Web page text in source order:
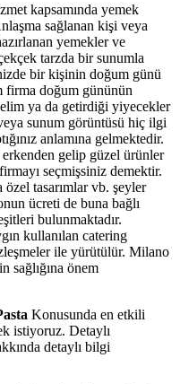
kapsamında yemek
sağlanan kişi veya
yemekler ve
tarzda bir sunumla
bir kişinin doğum günü
firma doğum gününün
ya da getirdiği yiyecekler
sunum görüntüsü hiç ilgi
anlamına gelmektedir.
gelip güzel ürünler
seçmişsiniz demektir.
özel tasarımlar vb. şeyler
ücreti de buna bağlı
bulunmaktadır.
kullanılan catering
ile yürütülür. Milano
sağlığına önem
Konusunda en etkili
istiyoruz. Detaylı
detaylı bilgi